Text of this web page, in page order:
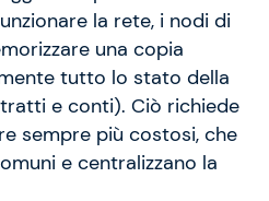
la rete, i nodi di
una copia
tutto lo stato della
e conti). Ciò richiede
sempre più costosi, che
e centralizzano la